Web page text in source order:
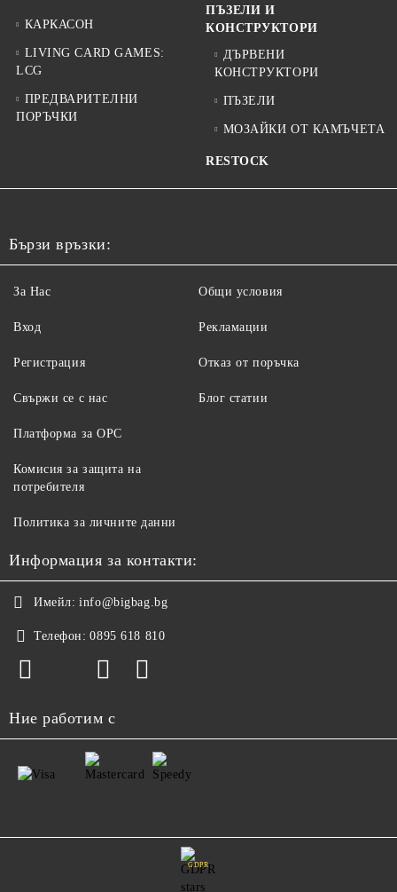
КАРКАСОН
LIVING CARD GAMES:
LCG
ПРЕДВАРИТЕЛНИ
ПОРЪЧКИ
ПЪЗЕЛИ И
КОНСТРУКТОРИ
ДЪРВЕНИ
КОНСТРУКТОРИ
ПЪЗЕЛИ
МОЗАЙКИ ОТ КАМЪЧЕТА
RESTOCK
Бързи връзки:
За Нас
Вход
Регистрация
Свържи се с нас
Общи условия
Рекламации
Отказ от поръчка
Блог статии
Платформа за ОРС
Комисия за защита на
потребителя
Политика за личните данни
Информация за контакти:
Имейл: info@bigbag.bg
Телефон: 0895 618 810
Ние работим с
GDPR